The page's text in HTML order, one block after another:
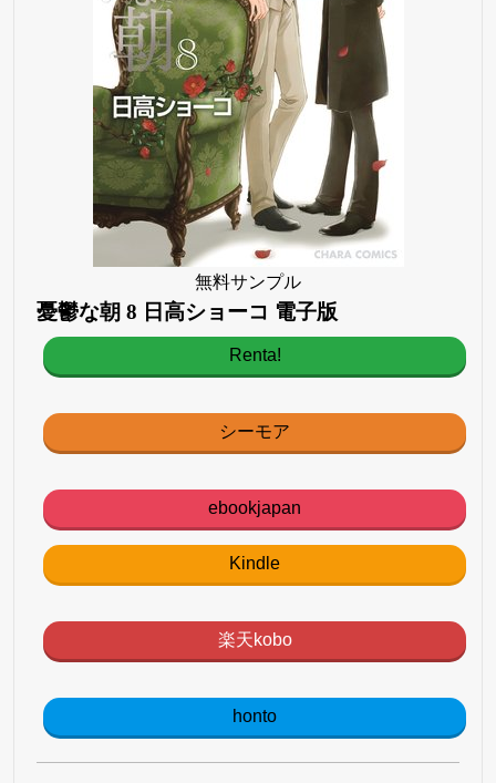
無料サンプル
憂鬱な朝 8 日高ショーコ 電子版
Renta!
シーモア
ebookjapan
Kindle
楽天kobo
honto